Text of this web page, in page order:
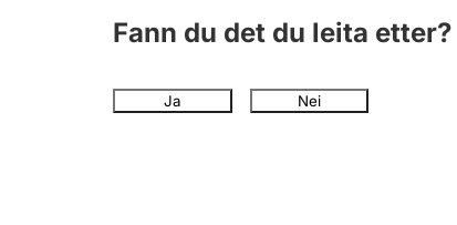
Fann du det du leita etter?
Ja Nei